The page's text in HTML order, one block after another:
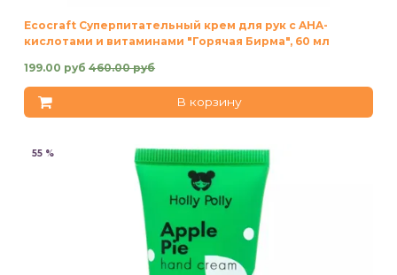
Ecocraft Суперпитательный крем для рук с AHA-
кислотами и витаминами "Горячая Бирма", 60 мл
199.00 руб 460.00 руб
В корзину
55 %